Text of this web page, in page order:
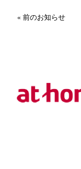
« 前のお知らせ